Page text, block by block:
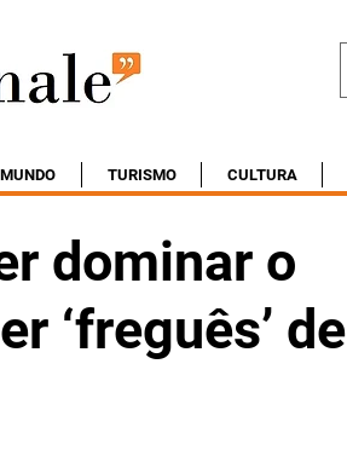
MUNDO TURISMO CULTURA
dominar o
‘freguês’ de